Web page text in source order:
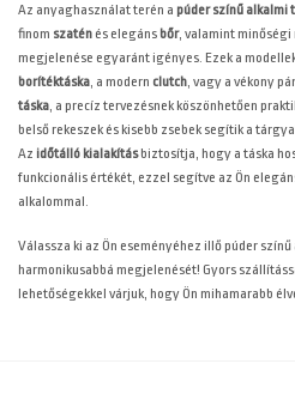
Az anyaghasználat terén a púder színű alkalmi
finom szatén és elegáns bőr, valamint minőségi
megjelenése egyaránt igényes. Ezek a
borítéktáska, a modern clutch, vagy a vékony
táska, a precíz tervezésnek köszönhetően
belső rekeszek és kisebb zsebek segítik a
Az időtálló kialakításbiztosítja, hogy a táska
funkcionális értékét, ezzel segítve az Ön
alkalommal.
Válassza ki az Ön eseményéhez illő púder
harmonikusabbá megjelenését! Gyors
lehetőségekkel várjuk, hogy Ön mihamarabb